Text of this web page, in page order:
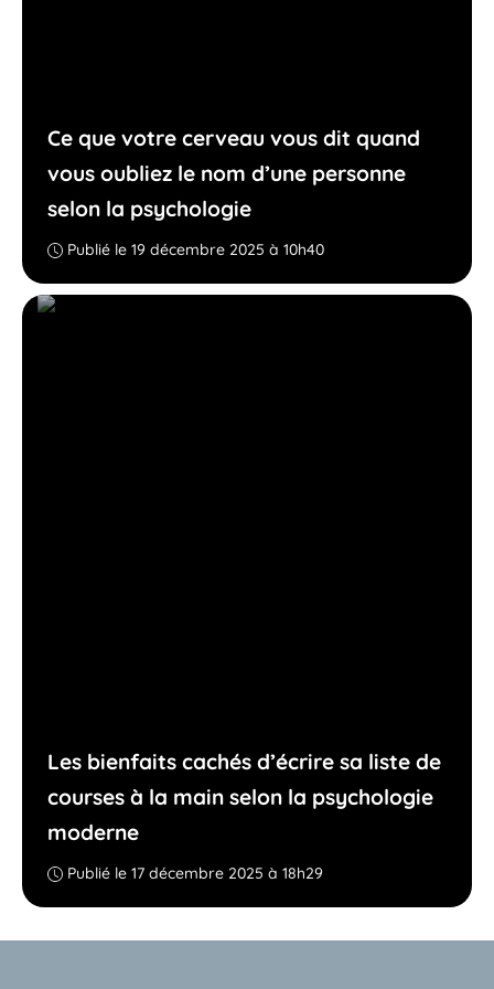
Ce que votre cerveau vous dit quand
vous oubliez le nom d’une personne
selon la psychologie
Publié le 19 décembre 2025 à 10h40
Les bienfaits cachés d’écrire sa liste de
courses à la main selon la psychologie
moderne
Publié le 17 décembre 2025 à 18h29